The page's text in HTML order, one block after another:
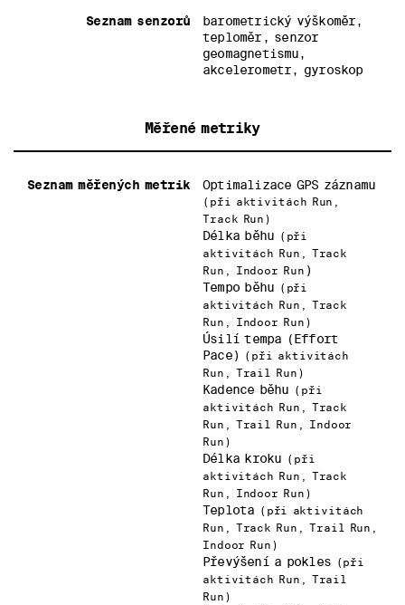
Seznam senzorů
barometrický výškoměr,
teploměr, senzor
geomagnetismu,
akcelerometr, gyroskop
Měřené metriky
Seznam měřených metrik Optimalizace GPS záznamu
(při aktivitách Run,
Track Run)
Délka běhu
(při
aktivitách Run, Track
Run, Indoor Run )
Tempo běhu
(při
aktivitách Run, Track
Run, Indoor Run)
Úsilí tempa (Effort
Pace)
(při aktivitách
Run, Trail Run)
Kadence běhu
(při
aktivitách Run, Track
Run, Trail Run, Indoor
Run)
Délka kroku
(při
aktivitách Run, Track
Run, Indoor Run)
Teplota
(při aktivitách
Run, Track Run, Trail Run,
Indoor Run)
Převýšení a pokles
(při
aktivitách Run, Trail
Run)